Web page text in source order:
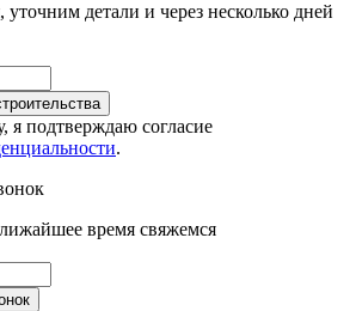
детали и через несколько дней
я подтверждаю согласие
.
время свяжемся